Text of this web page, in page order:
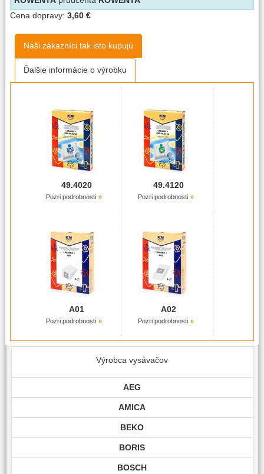
Cena dopravy: 3,60 €
Naši zákazníci tak isto kupujú
Ďalšie informácie o výrobku
49.4020
Pozri podrobnosti
49.4120
Pozri podrobnosti
A01
Pozri podrobnosti
A02
Pozri podrobnosti
Výrobca vysávačov
AEG
AMICA
BEKO
BORIS
BOSCH